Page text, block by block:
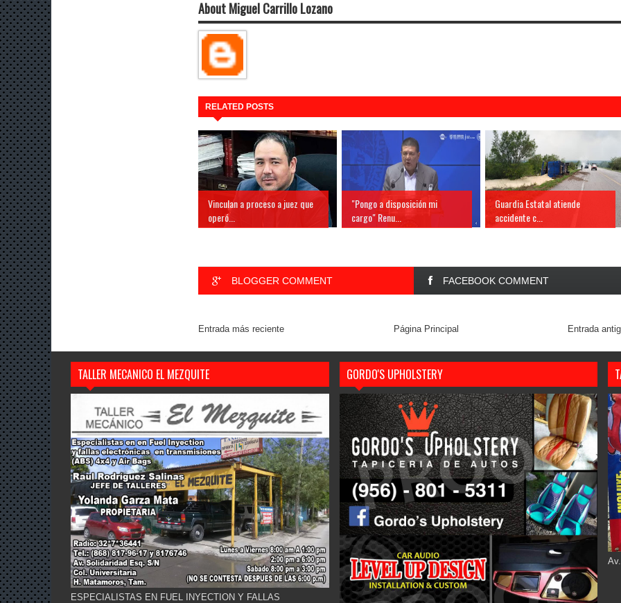
About Miguel Carrillo Lozano
RELATED POSTS
Vinculan a proceso a juez que
operó...
"Pongo a disposición mi
cargo" Renu...
Guardia Estatal atiende
accidente c...
BLOGGER COMMENT FACEBOOK COMMENT
Entrada más reciente Entrada
Página Principal
TALLER MECANICO EL MEZQUITE
ESPECIALISTAS EN FUEL INYECTION Y FALLAS
GORDO'S UPHOLSTERY